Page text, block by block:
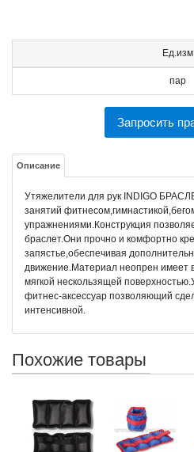
Ед.изм
пар
Запросить
Описание
Утяжелители для рук INDIGO
занятий
упражнениями.Конструкция
браслет.Они прочно и комфортно
запястье,обеспечивая
движение.Материал неопрен имеет
мягкой нескользящей
фитнес-аксессуар позволяющий
интенсивной.
Похожие товары